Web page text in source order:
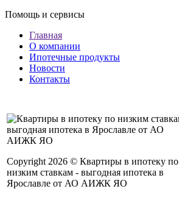
Помощь и сервисы
Главная
О компании
Ипотечные продукты
Новости
Контакты
Copyright 2026 © Квартиры в ипотеку по
низким ставкам - выгодная ипотека в
Ярославле от АО АИЖК ЯО